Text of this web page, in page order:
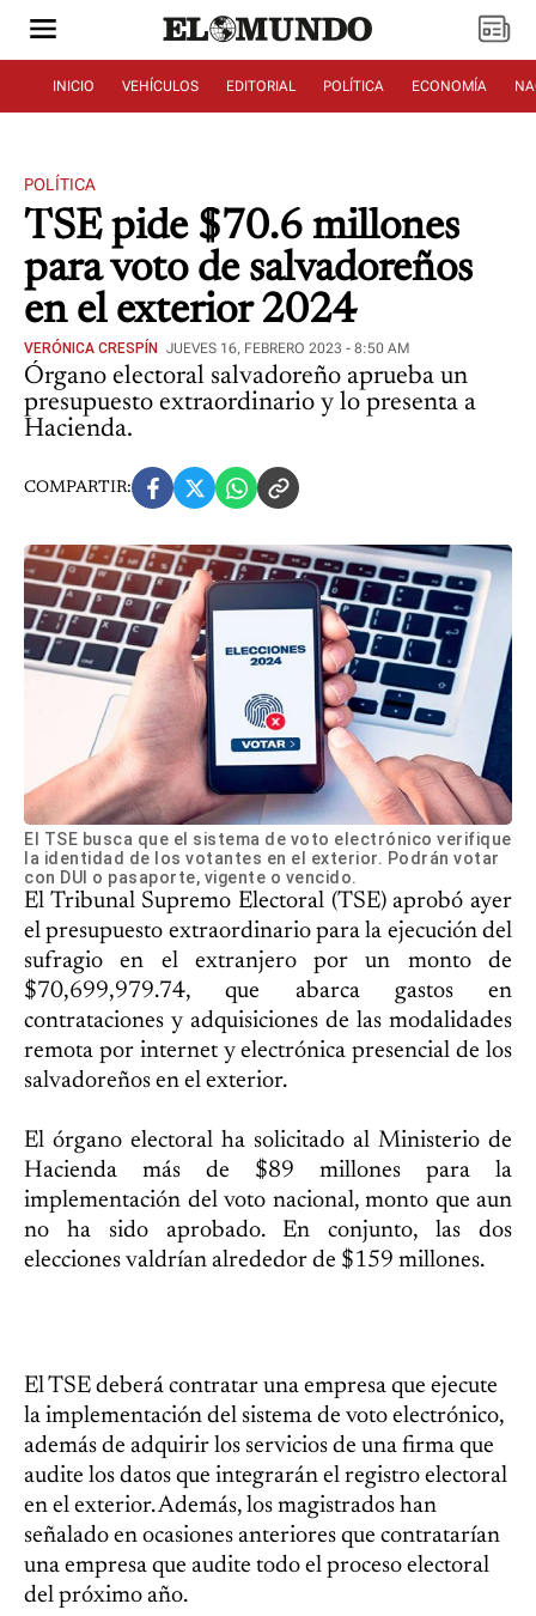
INICIO VEHÍCULOS EDITORIAL POLÍTICA ECONOMÍA
POLÍTICA
TSE pide $70.6 millones
para voto de salvadoreños
en el exterior 2024
VERÓNICA CRESPÍN JUEVES 16, FEBRERO 2023 - 8:50 AM
Órgano electoral salvadoreño aprueba un
presupuesto extraordinario y lo presenta a
Hacienda.
COMPARTIR:
El TSE busca que el sistema de voto electrónico verifique
la identidad de los votantes en el exterior. Podrán votar
con DUI o pasaporte, vigente o vencido.
El Tribunal Supremo Electoral (TSE) aprobó ayer
el presupuesto extraordinario para la ejecución del
sufragio en el extranjero por un monto de
$70,699,979.74, que abarca gastos en
contrataciones y adquisiciones de las modalidades
remota por internet y electrónica presencial de los
salvadoreños en el exterior.
El órgano electoral ha solicitado al Ministerio de
Hacienda más de $89 millones para la
implementación del voto nacional, monto que aun
no ha sido aprobado. En conjunto, las dos
elecciones valdrían alrededor de $159 millones.
El TSE deberá contratar una empresa que ejecute
la implementación del sistema de voto electrónico,
además de adquirir los servicios de una firma que
audite los datos que integrarán el registro electoral
en el exterior. Además, los magistrados han
señalado en ocasiones anteriores que contratarían
una empresa que audite todo el proceso electoral
del próximo año.